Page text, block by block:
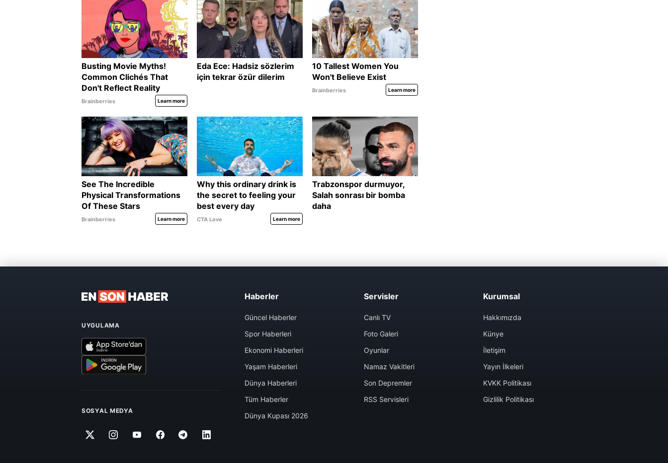
UYGULAMA
SOSYAL MEDYA
Haberler
Güncel Haberler
Spor Haberleri
Ekonomi Haberleri
Yaşam Haberleri
Dünya Haberleri
Tüm Haberler
Dünya Kupası 2026
Servisler
Canlı TV
Foto Galeri
Oyunlar
Namaz Vakitleri
Son Depremler
RSS Servisleri
Kurumsal
Hakkımızda
Künye
İletişim
Yayın İlkeleri
KVKK Politikası
Gizlilik Politikası